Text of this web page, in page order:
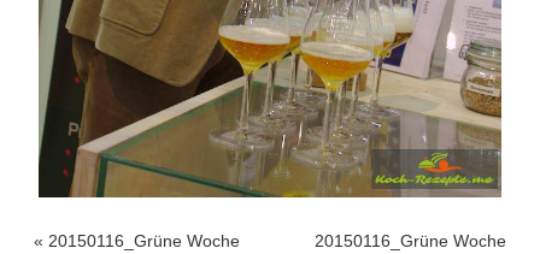
« 20150116_Grüne Woche
20150116_Grüne Woche